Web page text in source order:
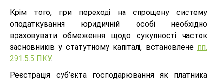
Крім того, при переході на спрощену систему
оподаткування юридичній особі необхідно
враховувати обмеження щодо сукупності часток
засновників у статутному капіталі, встановлене пп.
291.5.5 ПКУ.
Реєстрація суб’єкта господарювання як платника